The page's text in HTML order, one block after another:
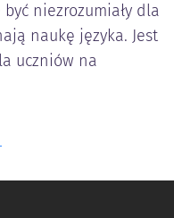
niezrozumiały dla
naukę języka. Jest
uczniów na